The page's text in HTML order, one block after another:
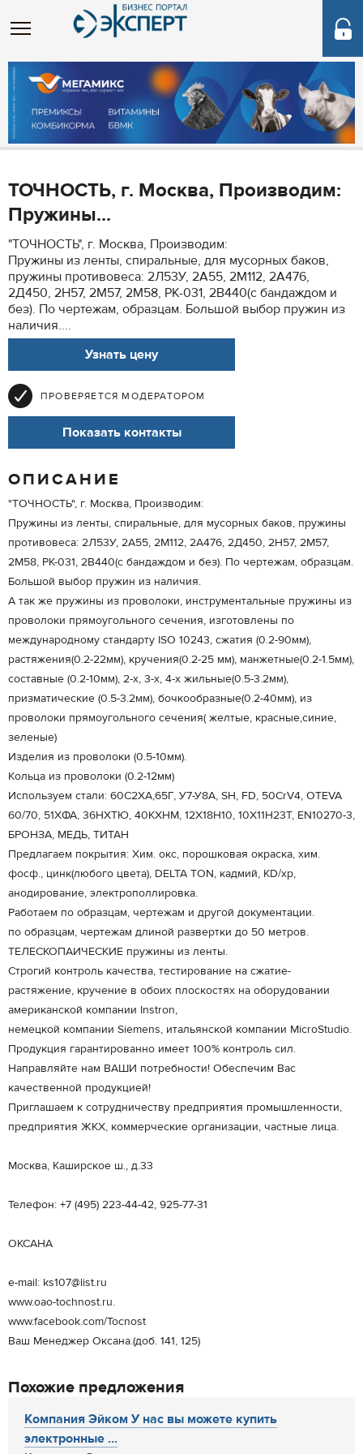
ТОЧНОСТЬ, г. Москва, Производим:
Пружины...
"ТОЧНОСТЬ", г. Москва, Производим:
Пружины из ленты, спиральные, для мусорных баков,
пружины противовеса: 2Л53У, 2А55, 2М112, 2А476,
2Д450, 2Н57, 2М57, 2М58, РК-031, 2В440(с бандаждом и
без). По чертежам, образцам. Большой выбор пружин из
наличия....
Узнать цену
ПРОВЕРЯЕТСЯ МОДЕРАТОРОМ
Показать контакты
ОПИСАНИЕ
"ТОЧНОСТЬ", г. Москва, Производим:
Пружины из ленты, спиральные, для мусорных баков, пружины
противовеса: 2Л53У, 2А55, 2М112, 2А476, 2Д450, 2Н57, 2М57,
2М58, РК-031, 2В440(с бандаждом и без). По чертежам, образцам.
Большой выбор пружин из наличия.
А так же пружины из проволоки, инструментальные пружины из
проволоки прямоугольного сечения, изготовлены по
международному стандарту ISO 10243, сжатия (0.2-90мм),
растяжения(0.2-22мм), кручения(0.2-25 мм), манжетные(0.2-1.5мм),
составные (0.2-10мм), 2-х, 3-х, 4-х жильные(0.5-3.2мм),
призматические (0.5-3.2мм), бочкообразные(0.2-40мм), из
проволоки прямоугольного сечения( желтые, красные,синие,
зеленые)
Изделия из проволоки (0.5-10мм).
Кольца из проволоки (0.2-12мм)
Используем стали: 60С2ХА,65Г, У7-У8А, SH, FD, 50CrV4, OTEVA
60/70, 51ХФА, 36НХТЮ, 40КХНМ, 12Х18Н10, 10Х11Н23T, EN10270-3,
БРОНЗА, МЕДЬ, ТИТАН
Предлагаем покрытия: Хим. окс, порошковая окраска, хим.
фосф., цинк(любого цвета), DELTA TON, кадмий, KD/хр,
анодирование, электрополлировка.
Работаем по образцам, чертежам и другой документации.
по образцам, чертежам длиной развертки до 50 метров.
ТЕЛЕСКОПАИЧЕСКИЕ пружины из ленты.
Строгий контроль качества, тестирование на сжатие-
растяжение, кручение в обоих плоскостях на оборудовании
американской компании Instron,
немецкой компании Siemens, итальянской компании MicroStudio.
Продукция гарантированно имеет 100% контроль сил.
Направляйте нам ВАШИ потребности! Обеспечим Вас
качественной продукцией!
Приглашаем к сотрудничеству предприятия промышленности,
предприятия ЖКХ, коммерческие организации, частные лица.
Москва, Каширское ш., д.33
Телефон: +7 (495) 223-44-42, 925-77-31
ОКСАНА
e-mail: ks107@list.ru
www.oao-tochnost.ru.
www.facebook.com/Tocnost
Ваш Менеджер Оксана.(доб. 141, 125)
Похожие предложения
Компания Эйком У нас вы можете купить
электронные ...